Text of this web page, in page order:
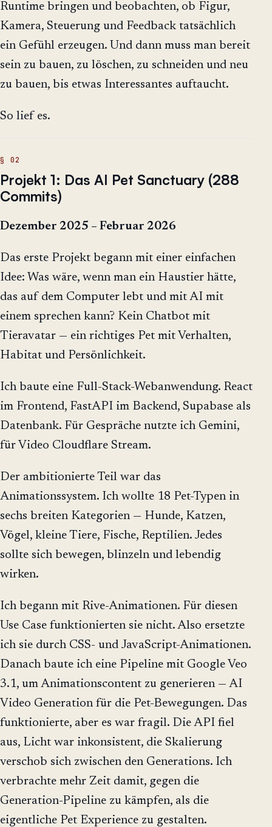
Runtime bringen und beobachten, ob Figur,
Kamera, Steuerung und Feedback tatsächlich
ein Gefühl erzeugen. Und dann muss man bereit
sein zu bauen, zu löschen, zu schneiden und neu
zu bauen, bis etwas Interessantes auftaucht.
So lief es.
Projekt 1: Das AI Pet Sanctuary (288
Commits)
Dezember 2025 – Februar 2026
Das erste Projekt begann mit einer einfachen
Idee: Was wäre, wenn man ein Haustier hätte,
das auf dem Computer lebt und mit AI mit
einem sprechen kann? Kein Chatbot mit
Tieravatar — ein richtiges Pet mit Verhalten,
Habitat und Persönlichkeit.
Ich baute eine Full-Stack-Webanwendung. React
im Frontend, FastAPI im Backend, Supabase als
Datenbank. Für Gespräche nutzte ich Gemini,
für Video Cloudflare Stream.
Der ambitionierte Teil war das
Animationssystem. Ich wollte 18 Pet-Typen in
sechs breiten Kategorien — Hunde, Katzen,
Vögel, kleine Tiere, Fische, Reptilien. Jedes
sollte sich bewegen, blinzeln und lebendig
wirken.
Ich begann mit Rive-Animationen. Für diesen
Use Case funktionierten sie nicht. Also ersetzte
ich sie durch CSS- und JavaScript-Animationen.
Danach baute ich eine Pipeline mit Google Veo
3.1, um Animationscontent zu generieren — AI
Video Generation für die Pet-Bewegungen. Das
funktionierte, aber es war fragil. Die API fiel
aus, Licht war inkonsistent, die Skalierung
verschob sich zwischen den Generations. Ich
verbrachte mehr Zeit damit, gegen die
Generation-Pipeline zu kämpfen, als die
eigentliche Pet Experience zu gestalten.